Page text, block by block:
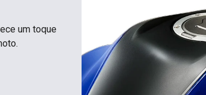
um toque